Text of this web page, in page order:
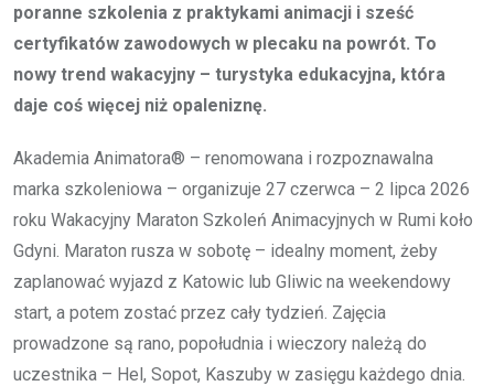
poranne szkolenia z praktykami animacji i sześć
certyfikatów zawodowych w plecaku na powrót. To
nowy trend wakacyjny – turystyka edukacyjna, która
daje coś więcej niż opaleniznę.
Akademia Animatora® – renomowana i rozpoznawalna
marka szkoleniowa – organizuje 27 czerwca – 2 lipca 2026
roku Wakacyjny Maraton Szkoleń Animacyjnych w Rumi koło
Gdyni. Maraton rusza w sobotę – idealny moment, żeby
zaplanować wyjazd z Katowic lub Gliwic na weekendowy
start, a potem zostać przez cały tydzień. Zajęcia
prowadzone są rano, popołudnia i wieczory należą do
uczestnika – Hel, Sopot, Kaszuby w zasięgu każdego dnia.